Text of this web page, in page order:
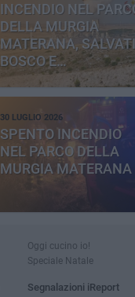
INCENDIO NEL
DELLA MURGIA
MATERANA, SALVATI
BOSCO E
CEMENTERIA
30 LUGLIO 2026
SPENTO INCENDIO
NEL PARCO DELLA
MURGIA MATERANA
Oggi cucino io!
Speciale Natale
Segnalazioni iReport